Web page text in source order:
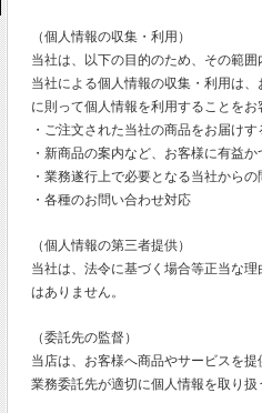
（個人情報の収集・利用）
当社は、以下の目的のため、その範
当社による個人情報の収集・利用は
に則って個人情報を利用することを
・ご注文された当社の商品をお届け
・新商品の案内など、お客様に有益
・業務遂行上で必要となる当社から
・各種のお問い合わせ対応
（個人情報の第三者提供）
当社は、法令に基づく場合等正当な
はありません。
（委託先の監督）
当店は、お客様へ商品やサービスを
業務委託先が適切に個人情報を取り